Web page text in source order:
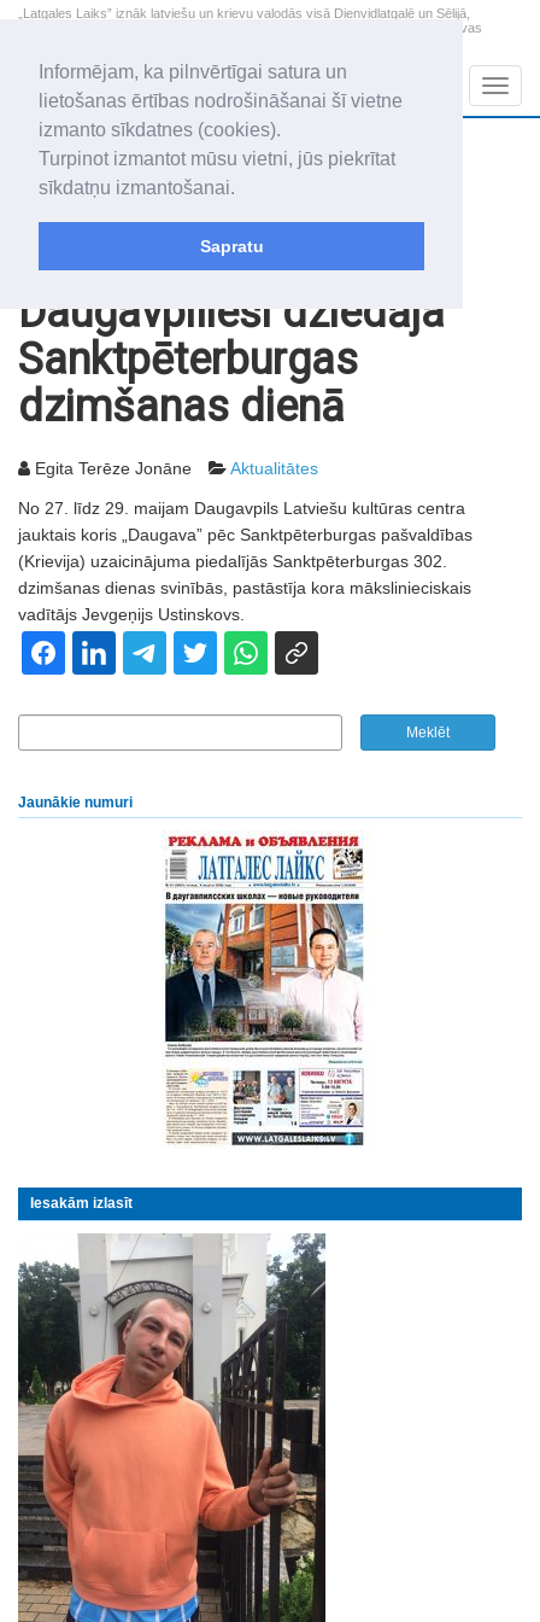
Informējam, ka pilnvērtīgai satura un
lietošanas ērtības nodrošināšanai šī vietne
izmanto sīkdatnes (cookies).
Turpinot izmantot mūsu vietni, jūs piekrītat
sīkdatņu izmantošanai.
Sapratu
„Latgales Laiks” iznāk latviešu un krievu valodās visā Dienvidlatgalē un Sēlijā,
„Latgales Laiks” latviešu valodā aptver Daugavpils valstspilsētu, Augšdaugavas
2026. gada 9. augusts
Svētdiena
Genovefa, Genoveva, Madara
+22.6
Daugavpilieši dziedāja
Sanktpēterburgas
dzimšanas dienā
Egita Terēze Jonāne Aktualitātes
No 27. līdz 29. maijam Daugavpils Latviešu kultūras centra
jauktais koris „Daugava” pēc Sanktpēterburgas pašvaldības
(Krievija) uzaicinājuma piedalījās Sanktpēterburgas 302.
dzimšanas dienas svinībās, pastāstīja kora mākslinieciskais
vadītājs Jevgeņijs Ustinskovs.
Jaunākie numuri
Iesakām izlasīt